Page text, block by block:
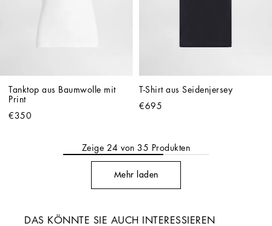
Tanktop aus Baumwolle mit
Print
€350
T-Shirt aus Seidenjersey
€695
Zeige 24 von35 Produkten
Mehr laden
DAS KÖNNTE SIE AUCH INTERESSIEREN